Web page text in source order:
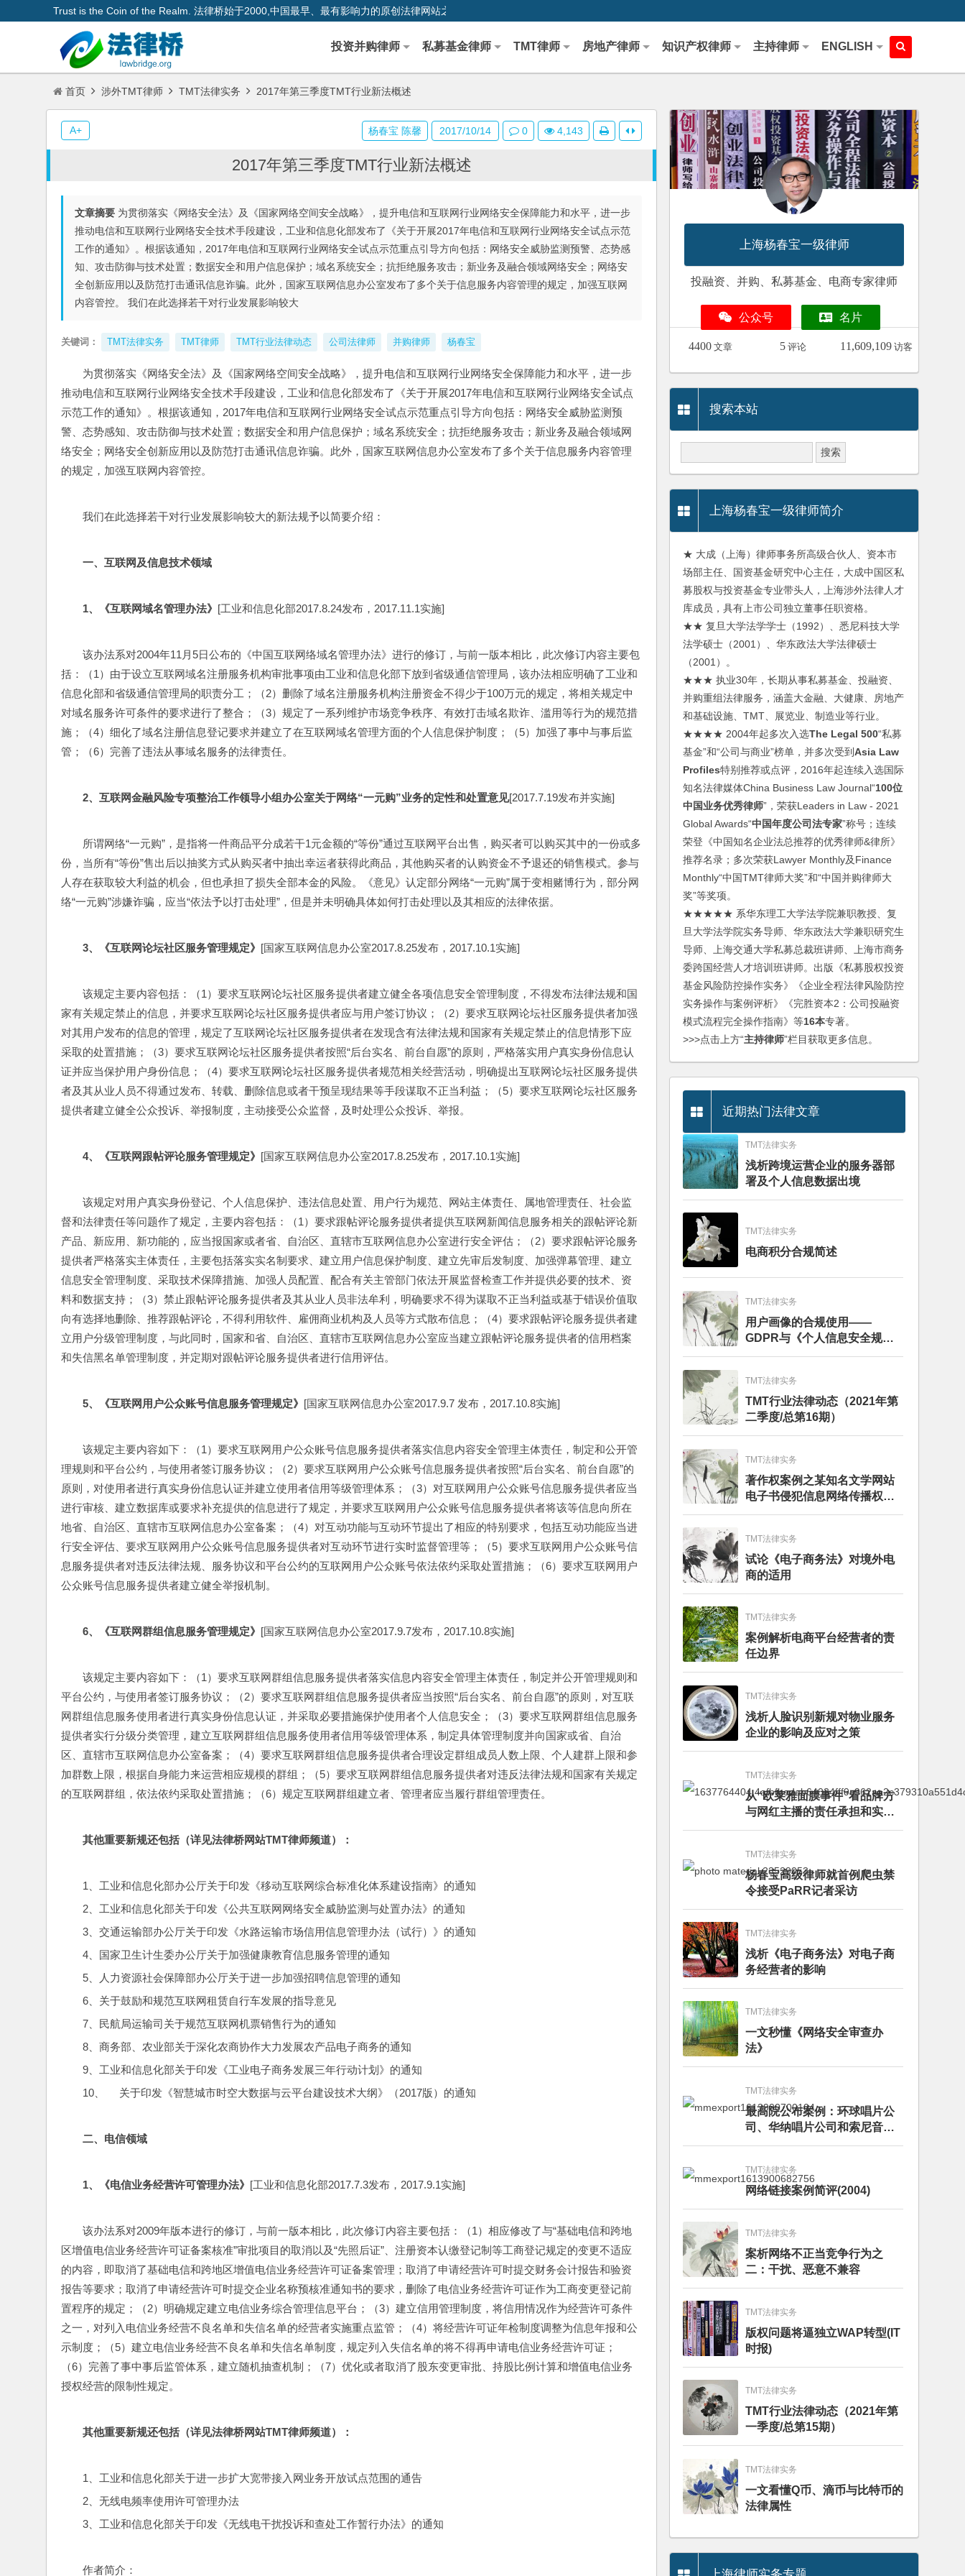
Trust is the Coin of the Realm. 法律桥始于2000,中国最早、最有影响力的原创法律网站之一
投资并购律师 私募基金律师 TMT律师 房地产律师 知识产权律师 主持律师 ENGLISH
首页 涉外TMT律师 TMT法律实务 2017年第三季度TMT行业新法概述
2017年第三季度TMT行业新法概述
文章摘要 为贯彻落实《网络安全法》及《国家网络空间安全战略》，提升电信和互联网行业网络安全保障能力和水平，进一步
推动电信和互联网行业网络安全技术手段建设，工业和信息化部发布了《关于开展2017年电信和互联网行业网络安全试点示范
工作的通知》。根据该通知，2017年电信和互联网行业网络安全试点示范重点引导方向包括：网络安全威胁监测预警、态势感
知、攻击防御与技术处置；数据安全和用户信息保护；域名系统安全；抗拒绝服务攻击；新业务及融合领域网络安全；网络安
全创新应用以及防范打击通讯信息诈骗。此外，国家互联网信息办公室发布了多个关于信息服务内容管理的规定，加强互联网
内容管控。 我们在此选择若干对行业发展影响较大
关键词： TMT法律实务 TMT律师 TMT行业法律动态 公司法律师 并购律师 杨春宝
为贯彻落实《网络安全法》及《国家网络空间安全战略》，提升电信和互联网行业网络安全保障能力和水平，进一步
推动电信和互联网行业网络安全技术手段建设，工业和信息化部发布了《关于开展2017年电信和互联网行业网络安全试点
示范工作的通知》。根据该通知，2017年电信和互联网行业网络安全试点示范重点引导方向包括：网络安全威胁监测预
警、态势感知、攻击防御与技术处置；数据安全和用户信息保护；域名系统安全；抗拒绝服务攻击；新业务及融合领域网
络安全；网络安全创新应用以及防范打击通讯信息诈骗。此外，国家互联网信息办公室发布了多个关于信息服务内容管理
的规定，加强互联网内容管控。
我们在此选择若干对行业发展影响较大的新法规予以简要介绍：
一、互联网及信息技术领域
1、《互联网域名管理办法》 [工业和信息化部2017.8.24发布，2017.11.1实施]
该办法系对2004年11月5日公布的《中国互联网络域名管理办法》进行的修订，与前一版本相比，此次修订内容主要包
括：（1）由于设立互联网域名注册服务机构审批事项由工业和信息化部下放到省级通信管理局，该办法相应明确了工业和
信息化部和省级通信管理局的职责分工；（2）删除了域名注册服务机构注册资金不得少于100万元的规定，将相关规定中
对域名服务许可条件的要求进行了整合；（3）规定了一系列维护市场竞争秩序、有效打击域名欺诈、滥用等行为的规范措
施；（4）细化了域名注册信息登记要求并建立了在互联网域名管理方面的个人信息保护制度；（5）加强了事中与事后监
管；（6）完善了违法从事域名服务的法律责任。
2、互联网金融风险专项整治工作领导小组办公室关于网络“一元购”业务的定性和处置意见[2017.7.19发布并实施]
所谓网络“一元购”，是指将一件商品平分成若干1元金额的“等份”通过互联网平台出售，购买者可以购买其中的一份或多
份，当所有“等份”售出后以抽奖方式从购买者中抽出幸运者获得此商品，其他购买者的认购资金不予退还的销售模式。参与
人存在获取较大利益的机会，但也承担了损失全部本金的风险。《意见》认定部分网络“一元购”属于变相赌博行为，部分网
络“一元购”涉嫌诈骗，应当“依法予以打击处理”，但是并未明确具体如何打击处理以及其相应的法律依据。
3、《互联网论坛社区服务管理规定》 [国家互联网信息办公室2017.8.25发布，2017.10.1实施]
该规定主要内容包括：（1）要求互联网论坛社区服务提供者建立健全各项信息安全管理制度，不得发布法律法规和国
家有关规定禁止的信息，并要求互联网论坛社区服务提供者应与用户签订协议；（2）要求互联网论坛社区服务提供者加强
对其用户发布的信息的管理，规定了互联网论坛社区服务提供者在发现含有法律法规和国家有关规定禁止的信息情形下应
采取的处置措施；（3）要求互联网论坛社区服务提供者按照“后台实名、前台自愿”的原则，严格落实用户真实身份信息认
证并应当保护用户身份信息；（4）要求互联网论坛社区服务提供者规范相关经营活动，明确提出互联网论坛社区服务提供
者及其从业人员不得通过发布、转载、删除信息或者干预呈现结果等手段谋取不正当利益；（5）要求互联网论坛社区服务
提供者建立健全公众投诉、举报制度，主动接受公众监督，及时处理公众投诉、举报。
4、《互联网跟帖评论服务管理规定》 [国家互联网信息办公室2017.8.25发布，2017.10.1实施]
该规定对用户真实身份登记、个人信息保护、违法信息处置、用户行为规范、网站主体责任、属地管理责任、社会监
督和法律责任等问题作了规定，主要内容包括：（1）要求跟帖评论服务提供者提供互联网新闻信息服务相关的跟帖评论新
产品、新应用、新功能的，应当报国家或者省、自治区、直辖市互联网信息办公室进行安全评估；（2）要求跟帖评论服务
提供者严格落实主体责任，主要包括落实实名制要求、建立用户信息保护制度、建立先审后发制度、加强弹幕管理、建立
信息安全管理制度、采取技术保障措施、加强人员配置、配合有关主管部门依法开展监督检查工作并提供必要的技术、资
料和数据支持；（3）禁止跟帖评论服务提供者及其从业人员非法牟利，明确要求不得为谋取不正当利益或基于错误价值取
向有选择地删除、推荐跟帖评论，不得利用软件、雇佣商业机构及人员等方式散布信息；（4）要求跟帖评论服务提供者建
立用户分级管理制度，与此同时，国家和省、自治区、直辖市互联网信息办公室应当建立跟帖评论服务提供者的信用档案
和失信黑名单管理制度，并定期对跟帖评论服务提供者进行信用评估。
5、《互联网用户公众账号信息服务管理规定》 [国家互联网信息办公室2017.9.7 发布，2017.10.8实施]
该规定主要内容如下：（1）要求互联网用户公众账号信息服务提供者落实信息内容安全管理主体责任，制定和公开管
理规则和平台公约，与使用者签订服务协议；（2）要求互联网用户公众账号信息服务提供者按照“后台实名、前台自愿”的
原则，对使用者进行真实身份信息认证并建立使用者信用等级管理体系；（3）对互联网用户公众账号信息服务提供者应当
进行审核、建立数据库或要求补充提供的信息进行了规定，并要求互联网用户公众账号信息服务提供者将该等信息向所在
地省、自治区、直辖市互联网信息办公室备案；（4）对互动功能与互动环节提出了相应的特别要求，包括互动功能应当进
行安全评估、要求互联网用户公众账号信息服务提供者对互动环节进行实时监督管理等；（5）要求互联网用户公众账号信
息服务提供者对违反法律法规、服务协议和平台公约的互联网用户公众账号依法依约采取处置措施；（6）要求互联网用户
公众账号信息服务提供者建立健全举报机制。
6、《互联网群组信息服务管理规定》 [国家互联网信息办公室2017.9.7发布，2017.10.8实施]
该规定主要内容如下：（1）要求互联网群组信息服务提供者落实信息内容安全管理主体责任，制定并公开管理规则和
平台公约，与使用者签订服务协议；（2）要求互联网群组信息服务提供者应当按照“后台实名、前台自愿”的原则，对互联
网群组信息服务使用者进行真实身份信息认证，并采取必要措施保护使用者个人信息安全；（3）要求互联网群组信息服务
提供者实行分级分类管理，建立互联网群组信息服务使用者信用等级管理体系，制定具体管理制度并向国家或省、自治
区、直辖市互联网信息办公室备案；（4）要求互联网群组信息服务提供者合理设定群组成员人数上限、个人建群上限和参
加群数上限，根据自身能力来运营相应规模的群组；（5）要求互联网群组信息服务提供者对违反法律法规和国家有关规定
的互联网群组，依法依约采取处置措施；（6）规定互联网群组建立者、管理者应当履行群组管理责任。
其他重要新规还包括（详见法律桥网站TMT律师频道）：
1、工业和信息化部办公厅关于印发《移动互联网综合标准化体系建设指南》的通知
2、工业和信息化部关于印发《公共互联网网络安全威胁监测与处置办法》的通知
3、交通运输部办公厅关于印发《水路运输市场信用信息管理办法（试行）》的通知
4、国家卫生计生委办公厅关于加强健康教育信息服务管理的通知
5、人力资源社会保障部办公厅关于进一步加强招聘信息管理的通知
6、关于鼓励和规范互联网租赁自行车发展的指导意见
7、民航局运输司关于规范互联网机票销售行为的通知
8、商务部、农业部关于深化农商协作大力发展农产品电子商务的通知
9、工业和信息化部关于印发《工业电子商务发展三年行动计划》的通知
10、     关于印发《智慧城市时空大数据与云平台建设技术大纲》（2017版）的通知
二、电信领域
1、《电信业务经营许可管理办法》 [工业和信息化部2017.7.3发布，2017.9.1实施]
该办法系对2009年版本进行的修订，与前一版本相比，此次修订内容主要包括：（1）相应修改了与“基础电信和跨地
区增值电信业务经营许可证备案核准”审批项目的取消以及“先照后证”、注册资本认缴登记制等工商登记规定的变更不适应
的内容，即取消了基础电信和跨地区增值电信业务经营许可证备案管理；取消了申请经营许可时提交财务会计报告和验资
报告等要求；取消了申请经营许可时提交企业名称预核准通知书的要求，删除了电信业务经营许可证作为工商变更登记前
置程序的规定；（2）明确规定建立电信业务综合管理信息平台；（3）建立信用管理制度，将信用情况作为经营许可条件
之一，对列入电信业务经营不良名单和失信名单的经营者实施重点监管；（4）将经营许可证年检制度调整为信息年报和公
示制度；（5）建立电信业务经营不良名单和失信名单制度，规定列入失信名单的将不得再申请电信业务经营许可证；
（6）完善了事中事后监管体系，建立随机抽查机制；（7）优化或者取消了股东变更审批、持股比例计算和增值电信业务
授权经营的限制性规定。
其他重要新规还包括（详见法律桥网站TMT律师频道）：
1、工业和信息化部关于进一步扩大宽带接入网业务开放试点范围的通告
2、无线电频率使用许可管理办法
3、工业和信息化部关于印发《无线电干扰投诉和查处工作暂行办法》的通知
作者简介：
杨春宝 陈馨 2017/10/14 0 4,143
A+
上海杨春宝一级律师
投融资、并购、私募基金、电商专家律师
公众号 名片
4400 文章 5 评论 11,609,109 访客
搜索本站
上海杨春宝一级律师简介
★ 大成（上海）律师事务所高级合伙人、资本市
场部主任、国资基金研究中心主任，大成中国区私
募股权与投资基金专业带头人，上海涉外法律人才
库成员，具有上市公司独立董事任职资格。
★★ 复旦大学法学学士（1992）、悉尼科技大学
法学硕士（2001）、华东政法大学法律硕士
（2001）。
★★★ 执业30年，长期从事私募基金、投融资、
并购重组法律服务，涵盖大金融、大健康、房地产
和基础设施、TMT、展览业、制造业等行业。
★★★★ 2004年起多次入选The Legal 500“私募
基金”和“公司与商业”榜单，并多次受到Asia Law
Profiles特别推荐或点评，2016年起连续入选国际
知名法律媒体China Business Law Journal“100位
中国业务优秀律师”，荣获Leaders in Law - 2021
Global Awards“中国年度公司法专家”称号；连续
荣登《中国知名企业法总推荐的优秀律师&律所》
推荐名录；多次荣获Lawyer Monthly及Finance
Monthly“中国TMT律师大奖”和“中国并购律师大
奖”等奖项。
★★★★★ 系华东理工大学法学院兼职教授、复
旦大学法学院实务导师、华东政法大学兼职研究生
导师、上海交通大学私募总裁班讲师、上海市商务
委跨国经营人才培训班讲师。出版《私募股权投资
基金风险防控操作实务》《企业全程法律风险防控
实务操作与案例评析》《完胜资本2：公司投融资
模式流程完全操作指南》等16本专著。
>>>点击上方“主持律师”栏目获取更多信息。
近期热门法律文章
TMT法律实务
浅析跨境运营企业的服务器部
署及个人信息数据出境
TMT法律实务
电商积分合规简述
TMT法律实务
用户画像的合规使用——
GDPR与《个人信息安全规
范》的比较分析
TMT法律实务
TMT行业法律动态（2021年第
二季度/总第16期）
TMT法律实务
著作权案例之某知名文学网站
电子书侵犯信息网络传播权纠
纷
TMT法律实务
试论《电子商务法》对境外电
商的适用
TMT法律实务
案例解析电商平台经营者的责
任边界
TMT法律实务
浅析人脸识别新规对物业服务
企业的影响及应对之策
TMT法律实务
从“欧莱雅面膜事件”看品牌方
与网红主播的责任承担和实务
建议
TMT法律实务
杨春宝高级律师就首例爬虫禁
令接受PaRR记者采访
TMT法律实务
浅析《电子商务法》对电子商
务经营者的影响
TMT法律实务
一文秒懂《网络安全审查办
法》
TMT法律实务
最高院公布案例：环球唱片公
司、华纳唱片公司和索尼音乐
娱乐公司与百度公司侵犯著作
TMT法律实务
网络链接案例简评(2004)
TMT法律实务
案析网络不正当竞争行为之
二：干扰、恶意不兼容
TMT法律实务
版权问题将逼独立WAP转型(IT
时报)
TMT法律实务
TMT行业法律动态（2021年第
一季度/总第15期）
TMT法律实务
一文看懂Q币、滴币与比特币的
法律属性